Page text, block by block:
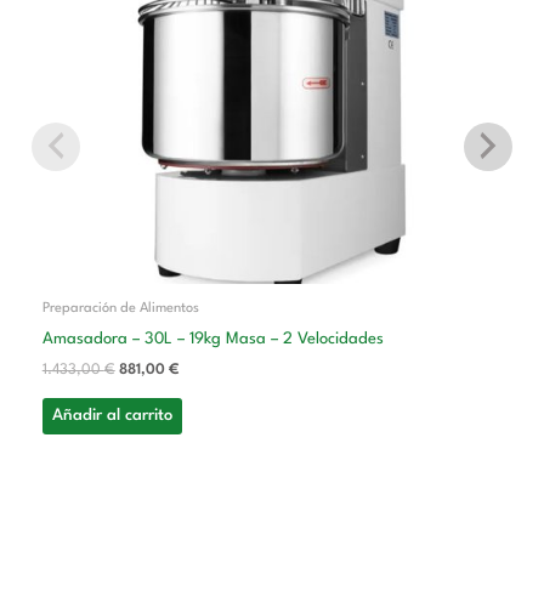
Preparación de Alimentos
Amasadora – 30L – 19kg Masa – 2 Velocidades
1.433,00€ 881,00 €
Añadir al carrito